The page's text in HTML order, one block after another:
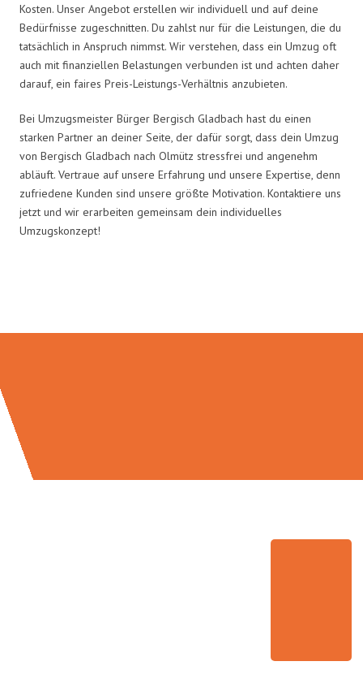
Kosten. Unser Angebot erstellen wir individuell und auf deine
Bedürfnisse zugeschnitten. Du zahlst nur für die Leistungen, die du
tatsächlich in Anspruch nimmst. Wir verstehen, dass ein Umzug oft
auch mit finanziellen Belastungen verbunden ist und achten daher
darauf, ein faires Preis-Leistungs-Verhältnis anzubieten.
Bei Umzugsmeister Bürger Bergisch Gladbach hast du einen
starken Partner an deiner Seite, der dafür sorgt, dass dein Umzug
von Bergisch Gladbach nach Olmütz stressfrei und angenehm
abläuft. Vertraue auf unsere Erfahrung und unsere Expertise, denn
zufriedene Kunden sind unsere größte Motivation. Kontaktiere uns
jetzt und wir erarbeiten gemeinsam dein individuelles
Umzugskonzept!